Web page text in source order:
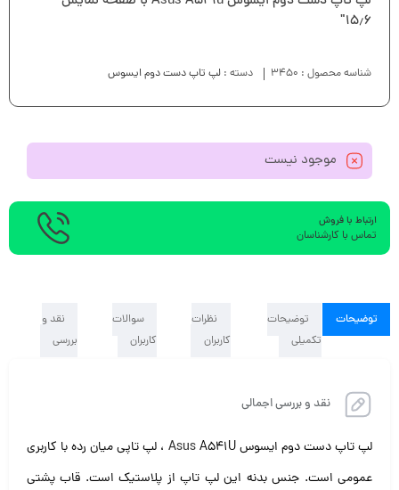
۱۵٫۶″
شناسه محصول : 3450 دسته : لپ تاپ دست دوم ایسوس
موجود نیست
ارتباط با فروش
تماس با کارشناسان
توضیحات
توضیحات
تکمیلی
نظرات
کاربران
سوالات
کاربران
نقد و
بررسی
نقد و بررسی اجمالی
لپ تاپ دست دوم ایسوس Asus A541U ، لپ تاپی میان رده با کاربری
عمومی است. جنس بدنه این لپ تاپ از پلاستیک است. قاب پشتی